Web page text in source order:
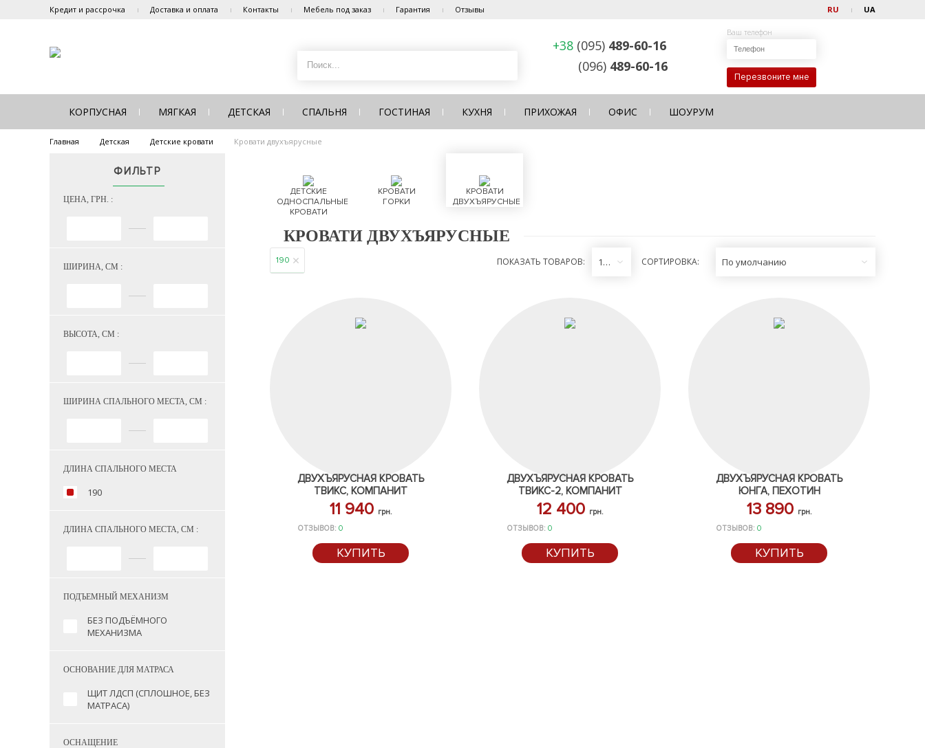
Кредит и рассрочка Доставка и оплата Контакты Мебель под заказ Гарантия Отзывы RU UA
+38 (095) 489-60-16
(096) 489-60-16
Ваш телефон
Перезвоните мне
КОРПУСНАЯ МЯГКАЯ ДЕТСКАЯ СПАЛЬНЯ ГОСТИНАЯ КУХНЯ ПРИХОЖАЯ ОФИС ШОУРУМ
Главная Детская Детские кровати Кровати двухъярусные
ФИЛЬТР
ЦЕНА, ГРН. :
ШИРИНА, СМ :
ВЫСОТА, СМ :
ШИРИНА СПАЛЬНОГО МЕСТА, СМ :
ДЛИНА СПАЛЬНОГО МЕСТА
190
ДЛИНА СПАЛЬНОГО МЕСТА, СМ :
ПОДЪЕМНЫЙ МЕХАНИЗМ
БЕЗ ПОДЪЁМНОГО
МЕХАНИЗМА
ОСНОВАНИЕ ДЛЯ МАТРАСА
ЩИТ ЛДСП (СПЛОШНОЕ, БЕЗ
МАТРАСА)
ОСНАЩЕНИЕ
ДЕТСКИЕ
ОДНОСПАЛЬНЫЕ
КРОВАТИ
КРОВАТИ
ГОРКИ
КРОВАТИ
ДВУХЪЯРУСНЫЕ
КРОВАТИ ДВУХЪЯРУСНЫЕ
190 ПОКАЗАТЬ ТОВАРОВ: 12 СОРТИРОВКА: По умолчанию
ДВУХЪЯРУСНАЯ КРОВАТЬ
ТВИКС, КОМПАНИТ
11 940 грн.
ОТЗЫВОВ: 0
КУПИТЬ
ДВУХЪЯРУСНАЯ КРОВАТЬ
ТВИКС-2, КОМПАНИТ
12 400 грн.
ОТЗЫВОВ: 0
КУПИТЬ
ДВУХЪЯРУСНАЯ КРОВАТЬ
ЮНГА, ПЕХОТИН
13 890 грн.
ОТЗЫВОВ: 0
КУПИТЬ